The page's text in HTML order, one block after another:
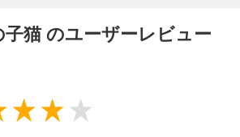
猫 のユーザーレビュー